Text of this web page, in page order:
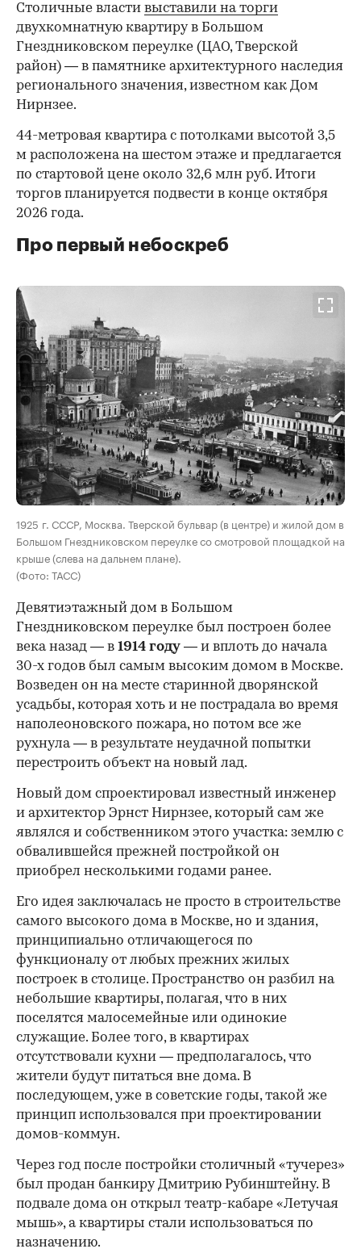
Столичные власти выставили на торги
двухкомнатную квартиру в Большом
Гнездниковском переулке (ЦАО, Тверской
район) — в памятнике архитектурного наследия
регионального значения, известном как Дом
Нирнзее.
44-метровая квартира с потолками высотой 3,5
м расположена на шестом этаже и предлагается
по стартовой цене около 32,6 млн руб. Итоги
торгов планируется подвести в конце октября
2026 года.
Про первый небоскреб
00:00 / 00:00
1925 г. СССР, Москва. Тверской бульвар (в центре) и жилой дом в
Большом Гнездниковском переулке со смотровой площадкой на
крыше (слева на дальнем плане).
(Фото: ТАСС)
Девятиэтажный дом в Большом
Гнездниковском переулке был построен более
века назад — в 1914 году — и вплоть до начала
30-х годов был самым высоким домом в Москве.
Возведен он на месте старинной дворянской
усадьбы, которая хоть и не пострадала во время
наполеоновского пожара, но потом все же
рухнула — в результате неудачной попытки
перестроить объект на новый лад.
Новый дом спроектировал известный инженер
и архитектор Эрнст Нирнзее, который сам же
являлся и собственником этого участка: землю с
обвалившейся прежней постройкой он
приобрел несколькими годами ранее.
Его идея заключалась не просто в строительстве
самого высокого дома в Москве, но и здания,
принципиально отличающегося по
функционалу от любых прежних жилых
построек в столице. Пространство он разбил на
небольшие квартиры, полагая, что в них
поселятся малосемейные или одинокие
служащие. Более того, в квартирах
отсутствовали кухни — предполагалось, что
жители будут питаться вне дома. В
последующем, уже в советские годы, такой же
принцип использовался при проектировании
домов-коммун.
Через год после постройки столичный «тучерез»
был продан банкиру Дмитрию Рубинштейну. В
подвале дома он открыл театр-кабаре «Летучая
мышь», а квартиры стали использоваться по
назначению.